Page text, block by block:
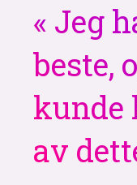
Jeg
beste,
kunde
av